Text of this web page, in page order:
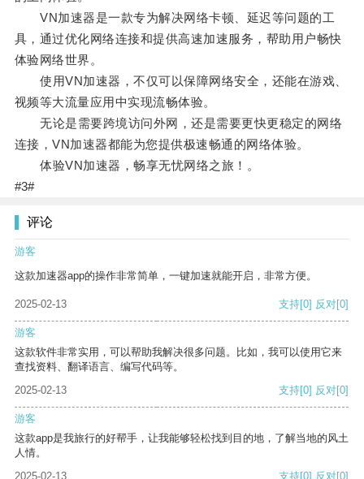
VN加速器是一款专为解决网络卡顿、延迟等问题的工
具，通过优化网络连接和提供高速加速服务，帮助用户畅快
体验网络世界。
使用VN加速器，不仅可以保障网络安全，还能在游戏、
视频等大流量应用中实现流畅体验。
无论是需要跨境访问外网，还是需要更快更稳定的网络
连接，VN加速器都能为您提供极速畅通的网络体验。
体验VN加速器，畅享无忧网络之旅！。
#3#
评论
游客
这款加速器app的操作非常简单，一键加速就能开启，非常方便。
2025-02-13 支持[0] 反对[0]
游客
这款软件非常实用，可以帮助我解决很多问题。比如，我可以使用它来
查找资料、翻译语言、编写代码等。
2025-02-13
支持[0] 反对[0]
游客
这款app是我旅行的好帮手，让我能够轻松找到目的地，了解当地的风土
人情。
2025-02-13
支持[0] 反对[0]